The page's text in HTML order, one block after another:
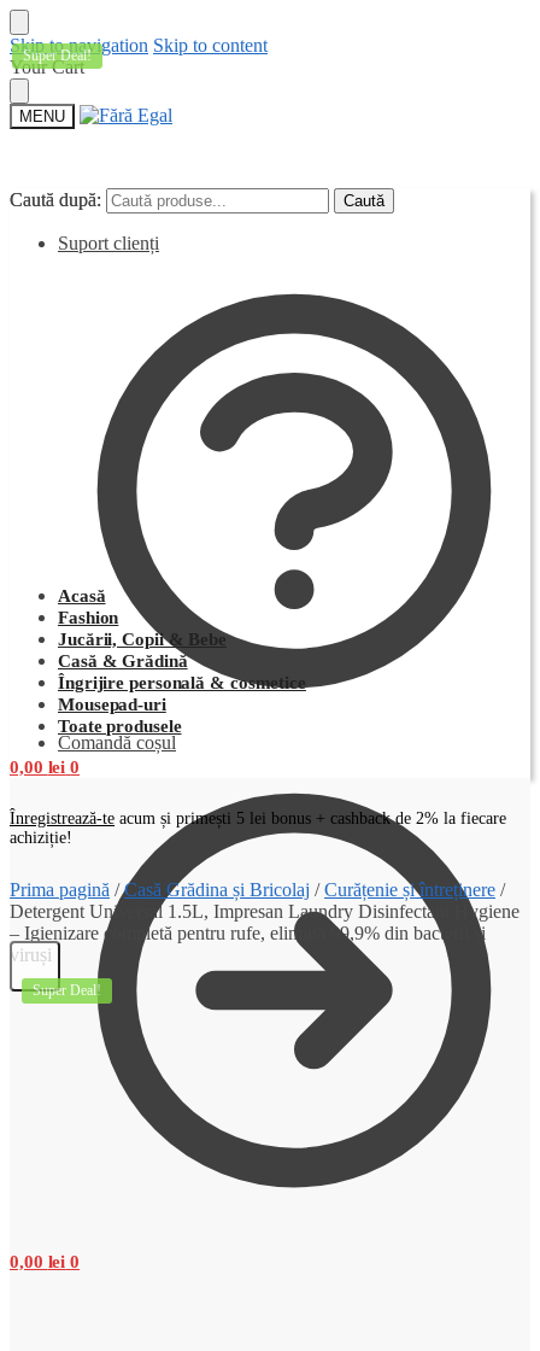
Skip to navigation Skip to content
Your Cart
MENU
Caută după: Caută
Suport clienți
Comandă coșul
0,00 lei 0
Caută după: Caută
Acasă
Fashion
Jucării, Copii & Bebe
Casă & Grădină
Îngrijire personală & cosmetice
Mousepad-uri
Toate produsele
0,00 lei 0
Înregistrează-te acum și primești 5 lei bonus + cashback de 2% la fiecare
achiziție!
Prima pagină /Casă Grădina și Bricolaj /Curățenie și întreținere /
Detergent Universal 1.5L, Impresan Laundry Disinfectant Hygiene
– Igienizare completă pentru rufe, elimină 99,9% din bacterii și
viruși
Super Deal!
Super Deal!